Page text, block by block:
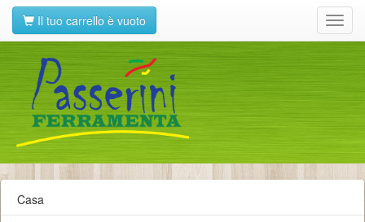
Il tuo carrello è vuoto
Casa